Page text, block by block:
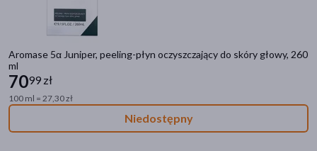
Aromase 5α Juniper, peeling-płyn oczyszczający do skóry głowy, 260
ml
7099 zł
100 ml = 27,30 zł
Niedostępny